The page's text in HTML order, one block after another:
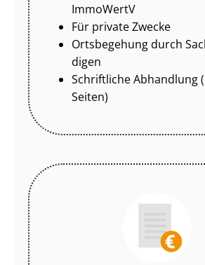
ImmoWertV
Für private Zwecke
Ortsbegehung durch
di­gen
Schriftliche Abhandlung
Seiten)